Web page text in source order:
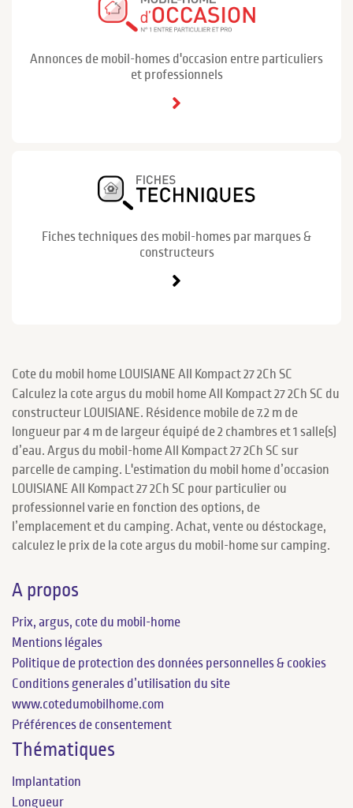
Annonces de mobil-homes d'occasion entre particuliers
et professionnels
Fiches techniques des mobil-homes par marques &
constructeurs
Cote du mobil home LOUISIANE All Kompact 27 2Ch SC
Calculez la cote argus du mobil home All Kompact 27 2Ch SC du
constructeur LOUISIANE. Résidence mobile de 7.2 m de
longueur par 4 m de largeur équipé de 2 chambres et 1 salle(s)
d’eau. Argus du mobil-home All Kompact 27 2Ch SC sur
parcelle de camping. L'estimation du mobil home d’occasion
LOUISIANE All Kompact 27 2Ch SC pour particulier ou
professionnel varie en fonction des options, de
l’emplacement et du camping. Achat, vente ou déstockage,
calculez le prix de la cote argus du mobil-home sur camping.
A propos
Prix, argus, cote du mobil-home
Mentions légales
Politique de protection des données personnelles & cookies
Conditions generales d’utilisation du site
www.cotedumobilhome.com
Préférences de consentement
Thématiques
Implantation
Longueur